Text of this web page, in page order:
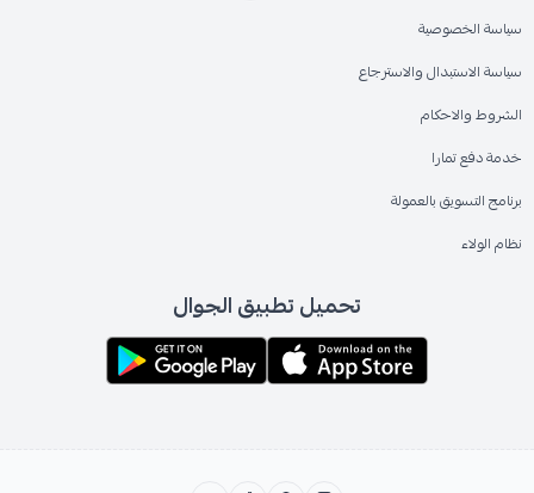
سياسة الخصوصية
سياسة الاستبدال والاسترجاع
الشروط والاحكام
خدمة دفع تمارا
برنامج التسويق بالعمولة
نظام الولاء
تحميل تطبيق الجوال